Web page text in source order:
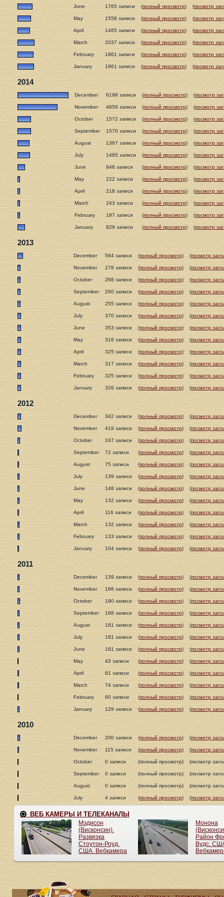
June 1765 записи (полный просмотр) (посмотр
May 1558 записи (полный просмотр) (посмотр
April 1465 записи (полный просмотр) (посмотр
March 2037 записи (полный просмотр) (посмотр
February 1861 записи (полный просмотр) (посмотр
January 1961 записи (полный просмотр) (посмотр
2014
December 6198 записи (полный просмотр) (посмотр
November 4859 записи (полный просмотр) (посмотр
October 1572 записи (полный просмотр) (посмотр
September 1570 записи (полный просмотр) (посмотр
August 1367 записи (полный просмотр) (посмотр
July 1485 записи (полный просмотр) (посмотр
June 846 записи (полный просмотр) (посмотр
May 222 записи (полный просмотр) (посмотр
April 218 записи (полный просмотр) (посмотр
March 243 записи (полный просмотр) (посмотр
February 197 записи (полный просмотр) (посмотр
January 829 записи (полный просмотр) (посмотр
2013
December 564 записи (полный просмотр) (посмотр
November 278 записи (полный просмотр) (посмотр
October 268 записи (полный просмотр) (посмотр
September 260 записи (полный просмотр) (посмотр
August 255 записи (полный просмотр) (посмотр
July 370 записи (полный просмотр) (посмотр
June 353 записи (полный просмотр) (посмотр
May 316 записи (полный просмотр) (посмотр
April 325 записи (полный просмотр) (посмотр
March 317 записи (полный просмотр) (посмотр
February 325 записи (полный просмотр) (посмотр
January 326 записи (полный просмотр) (посмотр
2012
December 342 записи (полный просмотр) (посмотр
November 419 записи (полный просмотр) (посмотр
October 247 записи (полный просмотр) (посмотр
September 72 записи (полный просмотр) (посмотр
August 75 записи (полный просмотр) (посмотр
July 139 записи (полный просмотр) (посмотр
June 148 записи (полный просмотр) (посмотр
May 132 записи (полный просмотр) (посмотр
April 116 записи (полный просмотр) (посмотр
March 132 записи (полный просмотр) (посмотр
February 133 записи (полный просмотр) (посмотр
January 104 записи (полный просмотр) (посмотр
2011
December 139 записи (полный просмотр) (посмотр
November 166 записи (полный просмотр) (посмотр
October 190 записи (полный просмотр) (посмотр
September 168 записи (полный просмотр) (посмотр
August 181 записи (полный просмотр) (посмотр
July 181 записи (полный просмотр) (посмотр
June 181 записи (полный просмотр) (посмотр
May 43 записи (полный просмотр) (посмотр
April 81 записи (полный просмотр) (посмотр
March 74 записи (полный просмотр) (посмотр
February 60 записи (полный просмотр) (посмотр
January 129 записи (полный просмотр) (посмотр
2010
December 200 записи (полный просмотр) (посмотр
November 115 записи (полный просмотр) (посмотр
October 0 записи (полный просмотр) (посмотр
September 0 записи (полный просмотр) (посмотр
August 0 записи (полный просмотр) (посмотр
July 4 записи (полный просмотр) (посмотр